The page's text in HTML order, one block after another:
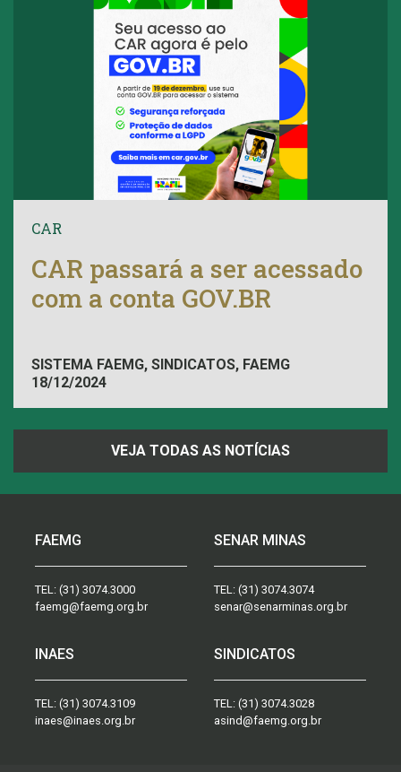
CAR
CAR passará a ser acessado
com a conta GOV.BR
SISTEMA FAEMG, SINDICATOS, FAEMG
18/12/2024
VEJA TODAS AS NOTÍCIAS
FAEMG
TEL: (31) 3074.3000
faemg@faemg.org.br
SENAR MINAS
TEL: (31) 3074.3074
senar@senarminas.org.br
INAES
TEL: (31) 3074.3109
inaes@inaes.org.br
SINDICATOS
TEL: (31) 3074.3028
asind@faemg.org.br